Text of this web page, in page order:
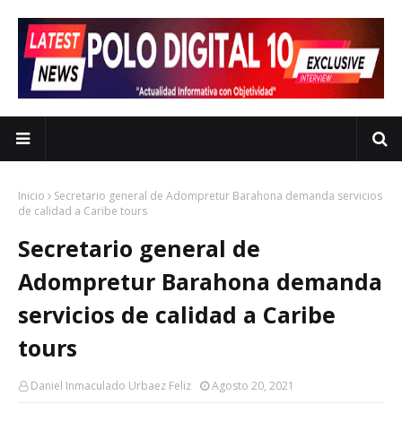
Inicio
Secretario general de Adompretur Barahona demanda servicios
de calidad a Caribe tours
Secretario general de
Adompretur Barahona demanda
servicios de calidad a Caribe
tours
Daniel Inmaculado Urbaez Feliz Agosto 20, 2021